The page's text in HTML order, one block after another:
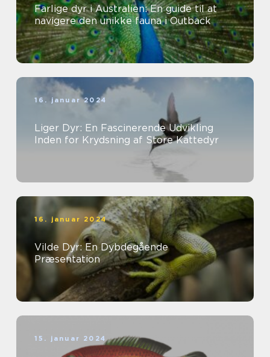
Farlige dyr i Australien: En guide til at
navigere den unikke fauna i Outback
16. januar 2024
Liger Dyr: En Fascinerende Udvikling
Inden for Krydsning af Store Kattedyr
16. januar 2024
Vilde Dyr: En Dybdegående
Præsentation
15. januar 2024